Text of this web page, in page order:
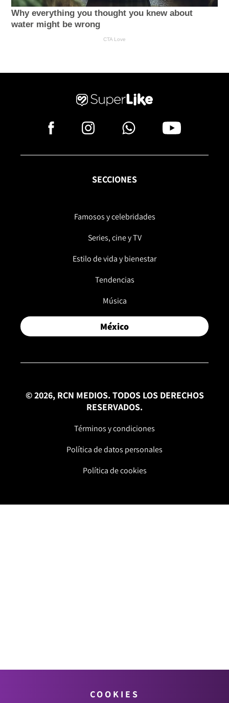
SECCIONES
Famosos y celebridades
Series, cine y TV
Estilo de vida y bienestar
Tendencias
Música
México
© 2026, RCN MEDIOS. TODOS LOS DERECHOS
RESERVADOS.
Términos y condiciones
Política de datos personales
Política de cookies
COOKIES